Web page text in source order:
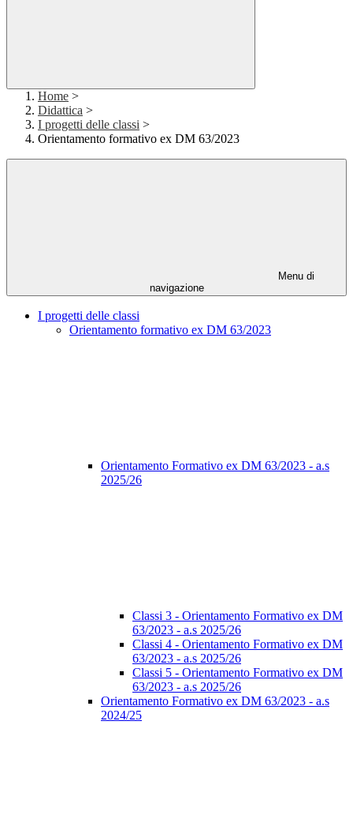
Home >
Didattica >
I progetti delle classi >
Orientamento formativo ex DM 63/2023
Menu di
navigazione
I progetti delle classi
Orientamento formativo ex DM 63/2023
Orientamento Formativo ex DM 63/2023 - a.s
2025/26
Classi 3 - Orientamento Formativo ex DM
63/2023 - a.s 2025/26
Classi 4 - Orientamento Formativo ex DM
63/2023 - a.s 2025/26
Classi 5 - Orientamento Formativo ex DM
63/2023 - a.s 2025/26
Orientamento Formativo ex DM 63/2023 - a.s
2024/25